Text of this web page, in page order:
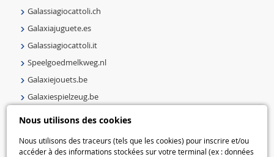
Nous utilisons des cookies
Nous utilisons des traceurs (tels que les cookies) pour inscrire et/ou
accéder à des informations stockées sur votre terminal (ex : données
Galassiagiocattoli.ch
Galaxiajuguete.es
Galassiagiocattoli.it
Speelgoedmelkweg.nl
Galaxiejouets.be
Galaxiespielzeug.be